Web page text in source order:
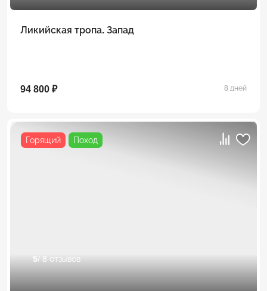
Ликийская тропа. Запад
94 800 ₽ 8 дней
Горящий Поход
5/ 8 отзывов